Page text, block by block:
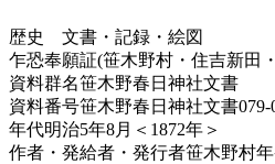
歴史
文書・記録・絵図
乍恐奉願証(笹木野村・住吉新田
資料群名笹木野春日神社文書
資料番号笹木野春日神社文書079-
年代明治5年8月＜1872年＞
作者・発給者・発行者笹木野村